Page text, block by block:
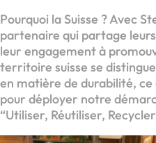
Pourquoi la Suisse ? Avec
partenaire qui partage
leur engagement à
territoire suisse se
en matière de durabilité,
pour déployer notre
“Utiliser, Réutiliser,